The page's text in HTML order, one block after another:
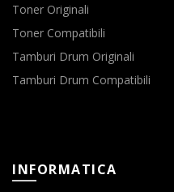
Toner Originali
Toner Compatibili
Tamburi Drum Originali
Tamburi Drum Compatibili
INFORMATICA